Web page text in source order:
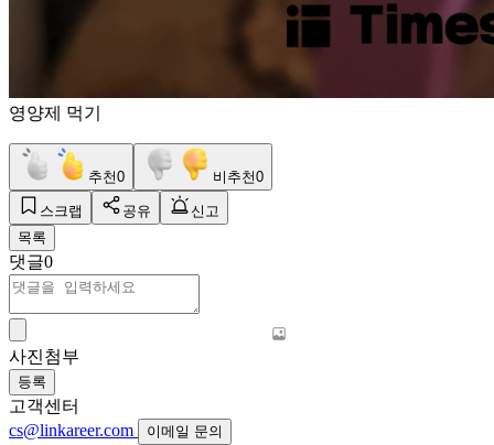
영양제 먹기
추천0 비추천0
스크랩 공유
신고
목록
댓글0
사진첨부
등록
고객센터
cs@linkareer.com
이메일 문의